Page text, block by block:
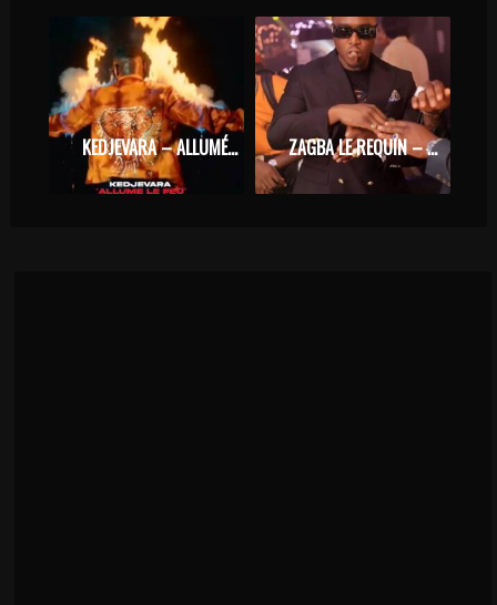
KEDJEVARA – ALLUMÉ LE FEU ZAGBA LE REQUIN – PRODADA ACTE 1 FEAT. MG MONTANA